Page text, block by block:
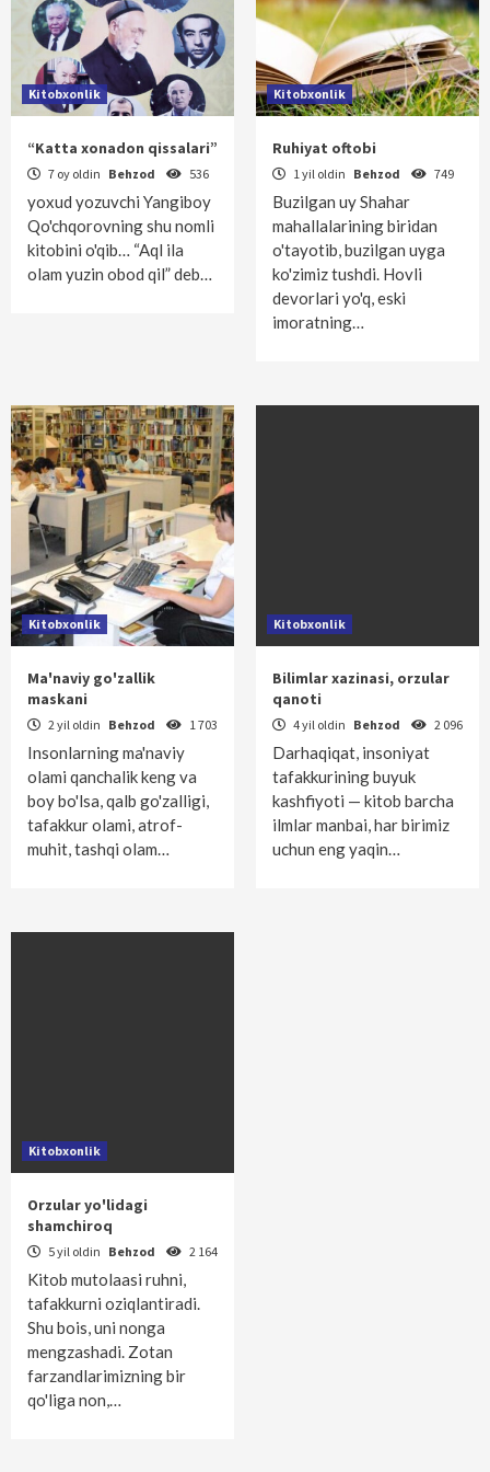
Kitobxonlik
“Katta xonadon qissalari”
7 oy oldin Behzod 536
yoxud yozuvchi Yangiboy
Qo'chqorovning shu nomli
kitobini o'qib… “Aql ila
olam yuzin obod qil” deb…
Kitobxonlik
Ruhiyat oftobi
1 yil oldin Behzod 749
Buzilgan uy Shahar
mahallalarining biridan
o'tayotib, buzilgan uyga
ko'zimiz tushdi. Hovli
devorlari yo'q, eski
imoratning…
Kitobxonlik
Ma'naviy go'zallik
maskani
2 yil oldin Behzod 1 703
Insonlarning ma'naviy
olami qanchalik keng va
boy bo'lsa, qalb go'zalligi,
tafakkur olami, atrof-
muhit, tashqi olam…
Kitobxonlik
Bilimlar xazinasi, orzular
qanoti
4 yil oldin Behzod 2 096
Darhaqiqat, insoniyat
tafakkurining buyuk
kashfiyoti — kitob barcha
ilmlar manbai, har birimiz
uchun eng yaqin…
Kitobxonlik
Orzular yo'lidagi
shamchiroq
5 yil oldin Behzod 2 164
Kitob mutolaasi ruhni,
tafakkurni oziqlantiradi.
Shu bois, uni nonga
mengzashadi. Zotan
farzandlarimizning bir
qo'liga non,…